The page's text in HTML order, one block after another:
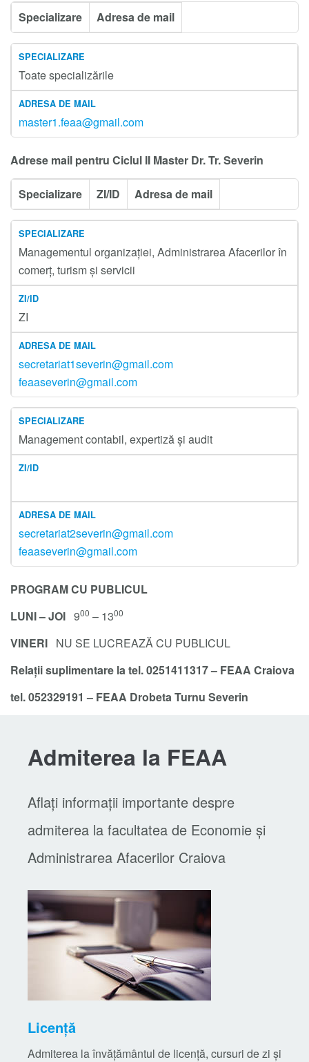
Specializare Adresa de mail
Toate specializările
master1.feaa@gmail.com
Adrese mail pentru Ciclul II Master Dr. Tr. Severin
Specializare ZI/ID Adresa de mail
Managementul organizației, Administrarea Afacerilor în
comerț, turism și servicii
ZI
secretariat1severin@gmail.com
feaaseverin@gmail.com
Management contabil, expertiză și audit
secretariat2severin@gmail.com
feaaseverin@gmail.com
PROGRAM CU PUBLICUL
LUNI – JOI 900 – 1300
VINERI NU SE LUCREAZĂ CU PUBLICUL
Relații suplimentare la tel. 0251411317 – FEAA Craiova
tel. 052329191 – FEAA Drobeta Turnu Severin
Admiterea la FEAA
Aflați informații importante despre
admiterea la facultatea de Economie și
Administrarea Afacerilor Craiova
Licență
Admiterea la învățământul de licență, cursuri de zi și